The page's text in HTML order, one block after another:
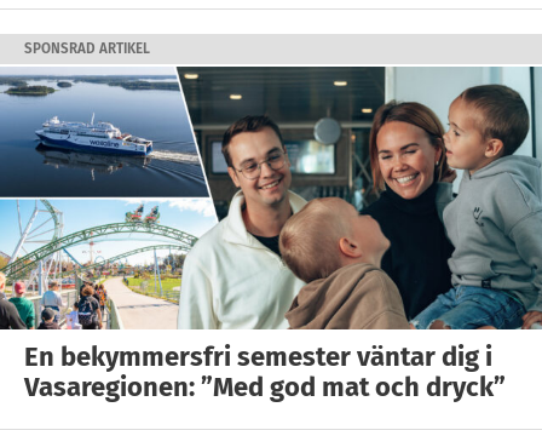
SPONSRAD ARTIKEL
En bekymmersfri semester väntar dig i
Vasaregionen: ”Med god mat och dryck”